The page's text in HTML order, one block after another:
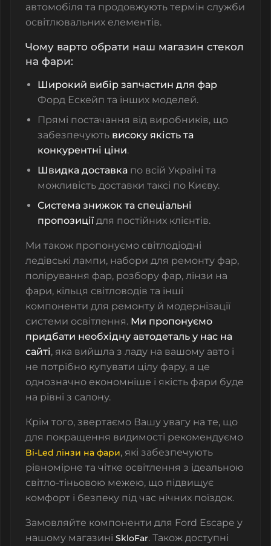
автомобіля та продовжують термін служби
освітлювальних елементів.
Чому варто обрати наш магазин стекол
на фари:
Широкий вибір запчастин для фар
Форд Ескейп та інших моделей.
Прямі постачання від виробників, що
забезпечують високу якість та
конкурентні ціни.
Швидка доставка по всій Україні та
можливість доставки таксі по Києву.
Система знижок та спеціальні
пропозиції для постійних клієнтів.
Ми також пропонуємо світлодіодні
ледівські лампи, набори для ремонту фар,
полірування фар, розбору фар, лінзи на
фари, кільця світловодів та інші
компоненти для ремонту й модернізації
системи освітлення. Ми пропонуємо
придбати необхідну автодеталь у нас на
сайті, яка вийшла з ладу на вашому авто і
не потрібно купувати цілу фару, а це
однозначно економніше і якість фари буде
на рівні з салону.
Крім того, звертаємо Вашу увагу на те, що
для покращення видимості рекомендуємо
Bi-Led лінзи на фари, які забезпечують
рівномірне та чітке освітлення з ідеальною
світло-тіньовою межею, що підвищує
комфорт і безпеку під час нічних поїздок.
Замовляйте компоненти для Ford Escape у
нашому магазині SkloFar. Також доступні